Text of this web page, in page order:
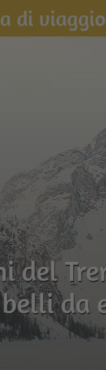
di viaggio
del
da